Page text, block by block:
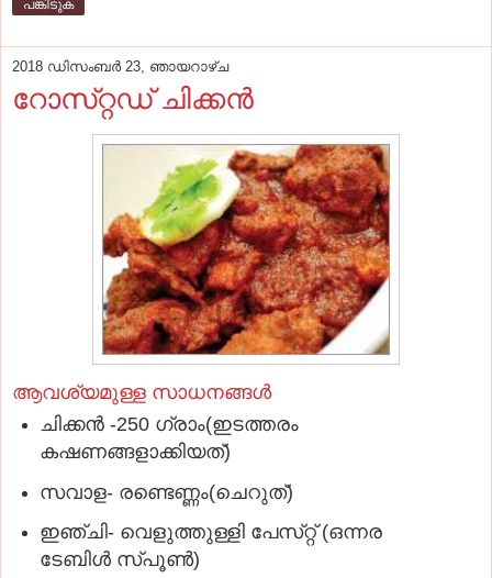
പങ്കിടുക
2018 ഡിസംബർ 23, ഞായറാഴ്‌ച
റോസ്‌റ്റഡ്‌ ചിക്കന്‍
ആവശ്യമുള്ള സാധനങ്ങള്‍
ചിക്കന്‍ -250 ഗ്രാം(ഇടത്തരം
കഷണങ്ങളാക്കിയത്‌)
സവാള- രണ്ടെണ്ണം(ചെറുത്‌)
ഇഞ്ചി- വെളുത്തുള്ളി പേസ്‌റ്റ് (ഒന്നര
ടേബിള്‍ സ്‌പൂണ്‍)